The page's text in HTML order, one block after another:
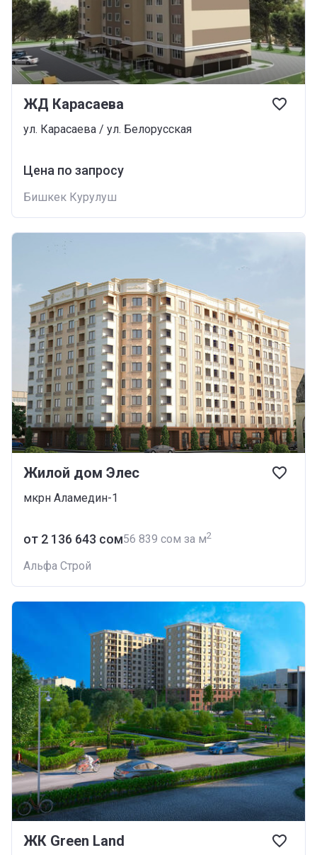
ЖД Карасаева
ул. Карасаева / ул. Белорусская
Цена по запросу
Бишкек Курулуш
Жилой дом Элес
мкрн Аламедин-1
от ‍2 136 643 сом‍56 839 сом за м2
Альфа Строй
ЖК Green Land